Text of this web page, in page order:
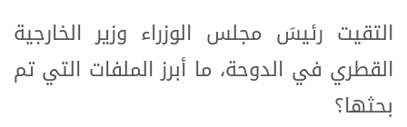
التقيت رئيسَ مجلس الوزراء وزير الخارجية
القطري في الدوحة، ما أبرز الملفات التي تم
بحثها؟